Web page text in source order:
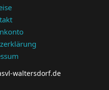
waltersdorf.de